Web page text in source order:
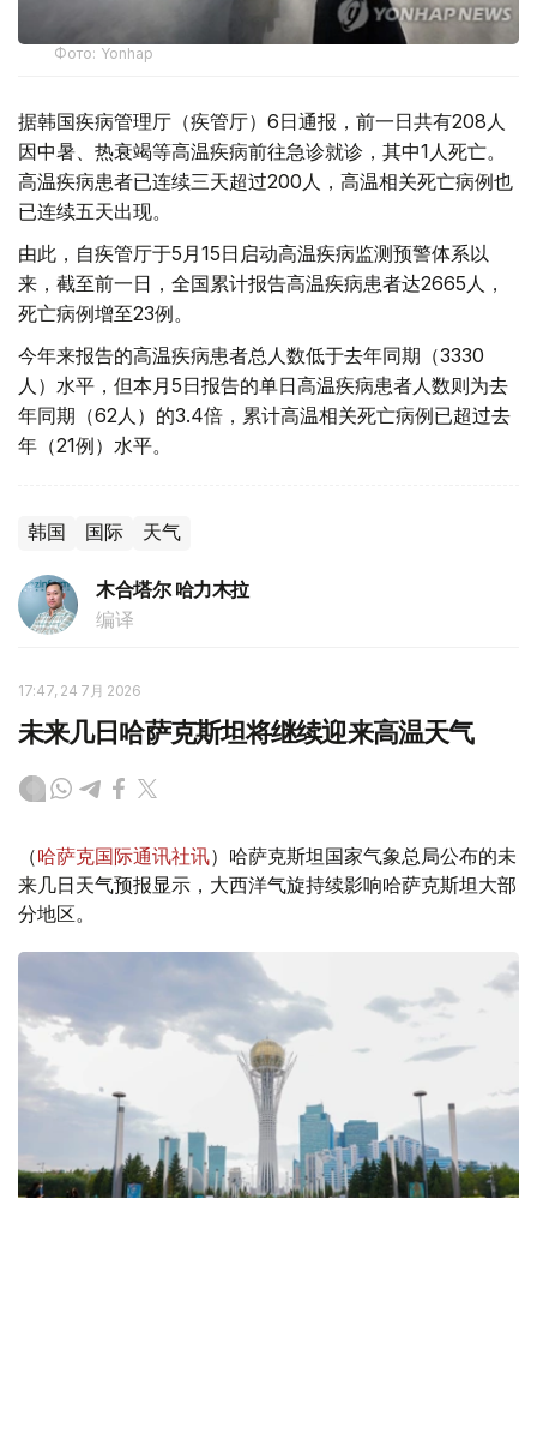
Фото: Yonhap
据韩国疾病管理厅（疾管厅）6日通报，前一日共有208人
因中暑、热衰竭等高温疾病前往急诊就诊，其中1人死亡。
高温疾病患者已连续三天超过200人，高温相关死亡病例也
已连续五天出现。
由此，自疾管厅于5月15日启动高温疾病监测预警体系以
来，截至前一日，全国累计报告高温疾病患者达2665人，
死亡病例增至23例。
今年来报告的高温疾病患者总人数低于去年同期（3330
人）水平，但本月5日报告的单日高温疾病患者人数则为去
年同期（62人）的3.4倍，累计高温相关死亡病例已超过去
年（21例）水平。
韩国 国际 天气
木合塔尔 哈力木拉
编译
17:47, 24 7月 2026
未来几日哈萨克斯坦将继续迎来高温天气
（哈萨克国际通讯社讯）哈萨克斯坦国家气象总局公布的未
来几日天气预报显示，大西洋气旋持续影响哈萨克斯坦大部
分地区。